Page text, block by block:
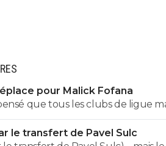
pour Malick Fofana
que tous les clubs de ligue
veulent juste profitez au
plus mal lotis qu'eux
le transfert de Pavel Sulc